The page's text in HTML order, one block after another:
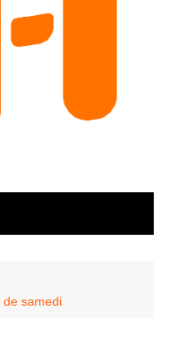
de samedi